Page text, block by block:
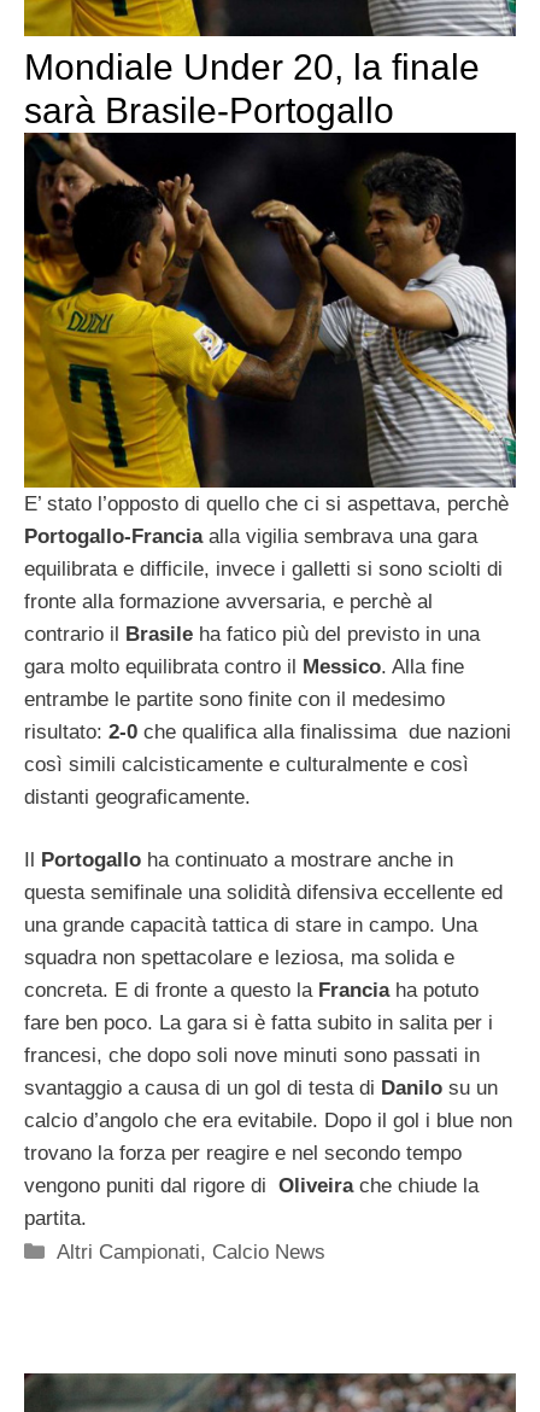
Mondiale Under 20, la finale
sarà Brasile-Portogallo
E’ stato l’opposto di quello che ci si aspettava, perchè
Portogallo-Francia alla vigilia sembrava una gara
equilibrata e difficile, invece i galletti si sono sciolti di
fronte alla formazione avversaria, e perchè al
contrario il Brasile ha fatico più del previsto in una
gara molto equilibrata contro il Messico. Alla fine
entrambe le partite sono finite con il medesimo
risultato: 2-0 che qualifica alla finalissima due nazioni
così simili calcisticamente e culturalmente e così
distanti geograficamente.
Portogallo ha continuato a mostrare anche in
questa semifinale una solidità difensiva eccellente ed
una grande capacità tattica di stare in campo. Una
squadra non spettacolare e leziosa, ma solida e
concreta. E di fronte a questo la Francia ha potuto
fare ben poco. La gara si è fatta subito in salita per i
francesi, che dopo soli nove minuti sono passati in
svantaggio a causa di un gol di testa di Danilo su un
calcio d’angolo che era evitabile. Dopo il gol i blue non
trovano la forza per reagire e nel secondo tempo
vengono puniti dal rigore di Oliveirache chiude la
partita.
Categorie
Altri Campionati, Calcio News